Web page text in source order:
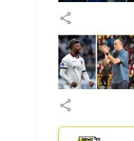
share
share